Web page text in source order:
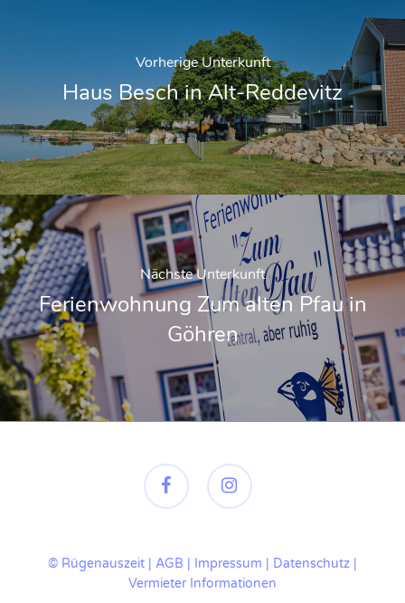
Vorherige Unterkunft
Haus Besch in Alt-Reddevitz
Nächste Unterkunft
Ferienwohnung Zum alten Pfau in
Göhren
facebook instagram
© Rügenauszeit | AGB Impressum Datenschutz|
Vermieter Informationen